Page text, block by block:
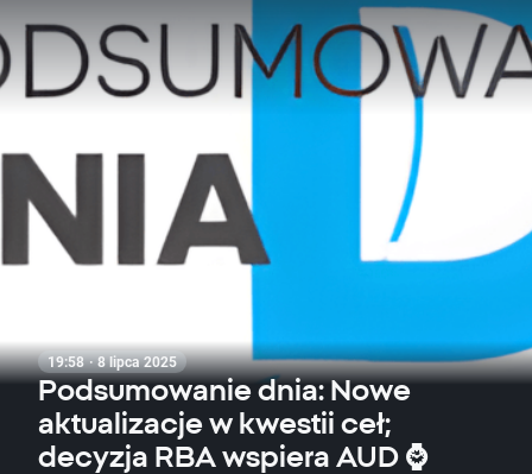
19:58 · 8 lipca 2025
Podsumowanie dnia: Nowe
aktualizacje w kwestii ceł;
decyzja RBA wspiera AUD ⌚